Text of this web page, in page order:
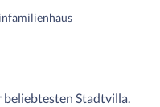
beliebtesten Stadtvilla.